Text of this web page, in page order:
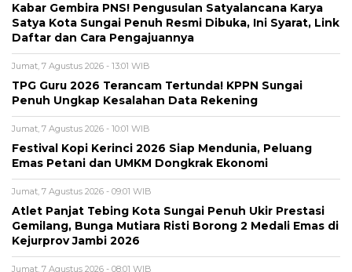
Kabar Gembira PNS! Pengusulan Satyalancana Karya
Satya Kota Sungai Penuh Resmi Dibuka, Ini Syarat, Link
Daftar dan Cara Pengajuannya
Jumat, 7 Agustus 2026 - 13:01 WIB
TPG Guru 2026 Terancam Tertunda! KPPN Sungai
Penuh Ungkap Kesalahan Data Rekening
Jumat, 7 Agustus 2026 - 10:01 WIB
Festival Kopi Kerinci 2026 Siap Mendunia, Peluang
Emas Petani dan UMKM Dongkrak Ekonomi
Jumat, 7 Agustus 2026 - 09:01 WIB
Atlet Panjat Tebing Kota Sungai Penuh Ukir Prestasi
Gemilang, Bunga Mutiara Risti Borong 2 Medali Emas di
Kejurprov Jambi 2026
Jumat, 7 Agustus 2026 - 08:01 WIB